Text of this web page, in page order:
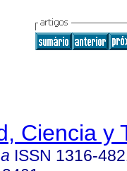
Ciencia y
ISSN 1316-